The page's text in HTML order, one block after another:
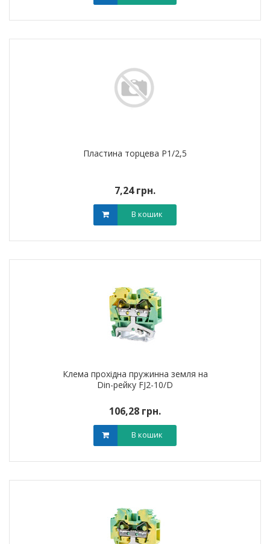
Пластина торцева P1/2,5
7,24 грн.
В кошик
Клема прохідна пружинна земля на
Din-рейку FJ2-10/D
106,28 грн.
В кошик